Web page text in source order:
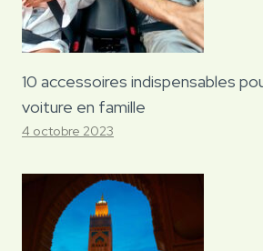
10 accessoires indispensables
voiture en famille
4 octobre 2023